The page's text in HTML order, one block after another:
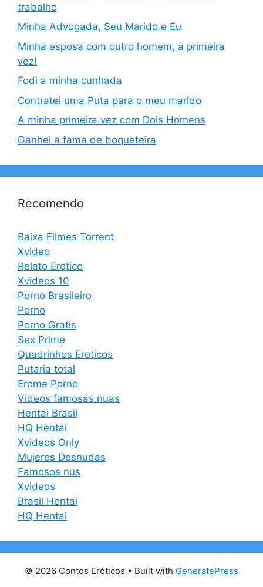
trabalho
Minha Advogada, Seu Marido e Eu
Minha esposa com outro homem, a primeira
vez!
Fodi a minha cunhada
Contratei uma Puta para o meu marido
A minha primeira vez com Dois Homens
Ganhei a fama de boqueteira
Recomendo
Baixa Filmes Torrent
Xvideo
Relato Erotico
Xvideos 10
Porno Brasileiro
Porno
Porno Gratis
Sex Prime
Quadrinhos Eroticos
Putaria total
Erome Porno
Videos famosas nuas
Hentai Brasil
HQ Hentai
Xvideos Only
Mujeres Desnudas
Famosos nus
Xvideos
Brasil Hentai
HQ Hentai
© 2026 Contos Eróticos • Built with GeneratePress